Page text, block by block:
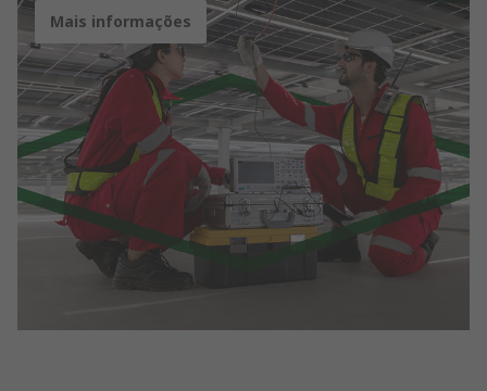
Mais informações